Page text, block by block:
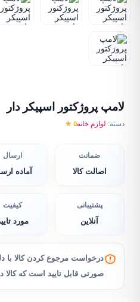
لامپ پروژکتور اسپیکر دار
دسته: لوازم خانه۵ ★
ضمانت
اصالت کالا
ارسال
آماده
پشتیبانی
آنلاین
کیفیت
مورد
درخواست مرجوع کردن کالا با
صورتی قابل تایید است که کالا